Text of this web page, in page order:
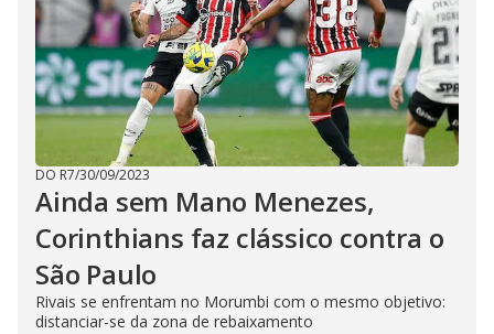
DO R7/30/09/2023
Ainda sem Mano Menezes,
Corinthians faz clássico contra o
São Paulo
Rivais se enfrentam no Morumbi com o mesmo objetivo:
distanciar-se da zona de rebaixamento